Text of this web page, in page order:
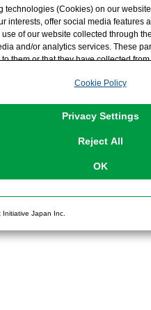
technologies (Cookies) on our
interests, offer social media features
of our website collected through
and/or analytics services. These
them or that they have collected
Necessary Cookies, please
settings at any time via
Cookie Policy
Privacy Settings
Reject All
OK
Japan Inc.